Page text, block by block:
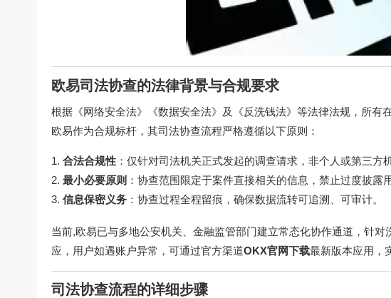
欧易司法协查的法律背景与合规要求
根据《网络安全法》《数据安全法》及《反洗钱法》等法律法规，所有
欧易作为合规标杆，其司法协查流程严格遵循以下原则：
合法合规性 ：仅针对司法机关正式发起的调查请求，非个人或第三方
最小必要原则 ：协查范围限定于案件直接相关的信息，禁止过度披露
信息保密义务 ：协查过程全程留痕，确保数据流转可追溯、可审计。
当前,欧易已与多地公安机关、金融监管部门建立常态化协作通道，针
应，用户如遇账户异常，可通过官方渠道OKX官网下载最新版本应用，
司法协查流程的详细步骤